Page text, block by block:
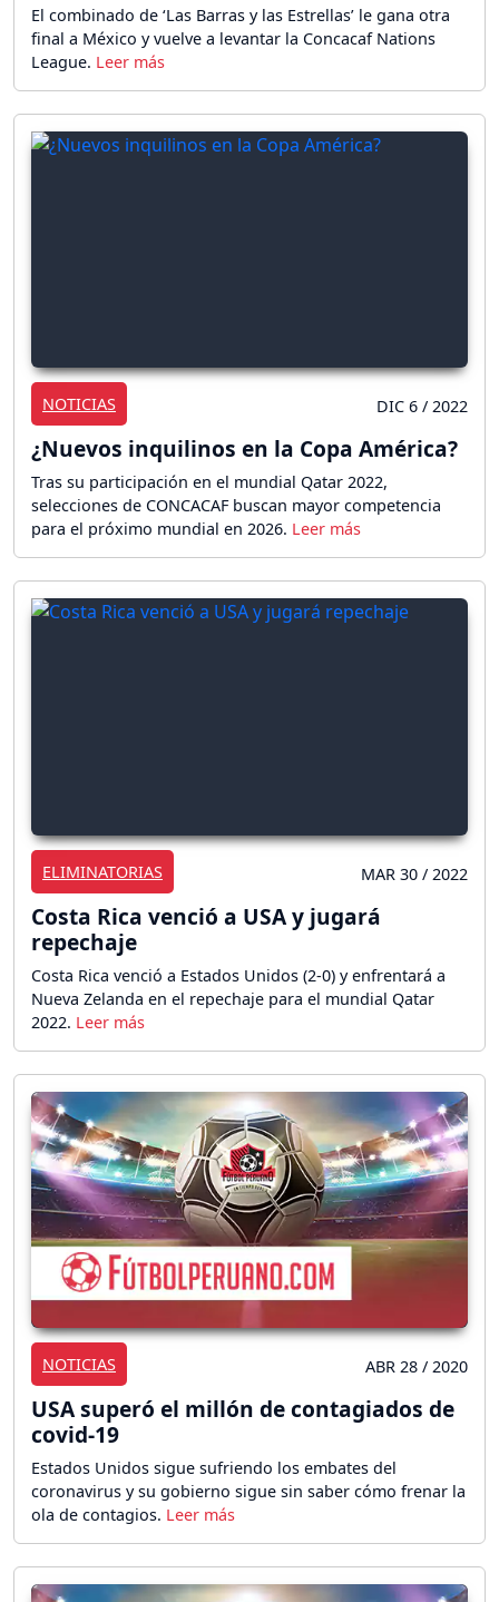
El combinado de ‘Las Barras y las Estrellas’ le gana otra
final a México y vuelve a levantar la Concacaf Nations
League.
NOTICIAS DIC 6 / 2022
¿Nuevos inquilinos en la Copa América?
Tras su participación en el mundial Qatar 2022,
selecciones de CONCACAF buscan mayor competencia
para el próximo mundial en 2026.
ELIMINATORIAS MAR 30 / 2022
Costa Rica venció a USA y jugará
repechaje
Costa Rica venció a Estados Unidos (2-0) y enfrentará a
Nueva Zelanda en el repechaje para el mundial Qatar
2022.
NOTICIAS ABR 28 / 2020
USA superó el millón de contagiados de
covid-19
Estados Unidos sigue sufriendo los embates del
coronavirus y su gobierno sigue sin saber cómo frenar la
ola de contagios.